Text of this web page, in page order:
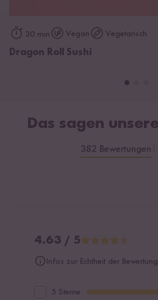
30 min Vegan Vegetarisch
Dragon Roll Sushi
Das sagen
382 Bewertungen
4.63 / 5
Infos zur Echtheit der
5 Sterne